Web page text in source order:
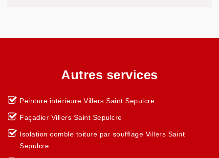
Autres services
Peinture intérieure Villers Saint Sepulcre
Façadier Villers Saint Sepulcre
Isolation comble toiture par soufflage Villers Saint
Sepulcre